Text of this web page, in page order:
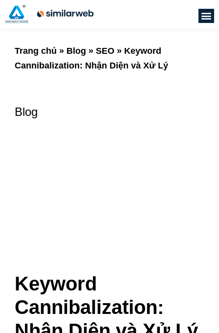
Trang chủ » Blog » SEO » Keyword
Cannibalization: Nhận Diện và Xử Lý
Blog
Keyword
Cannibalization: